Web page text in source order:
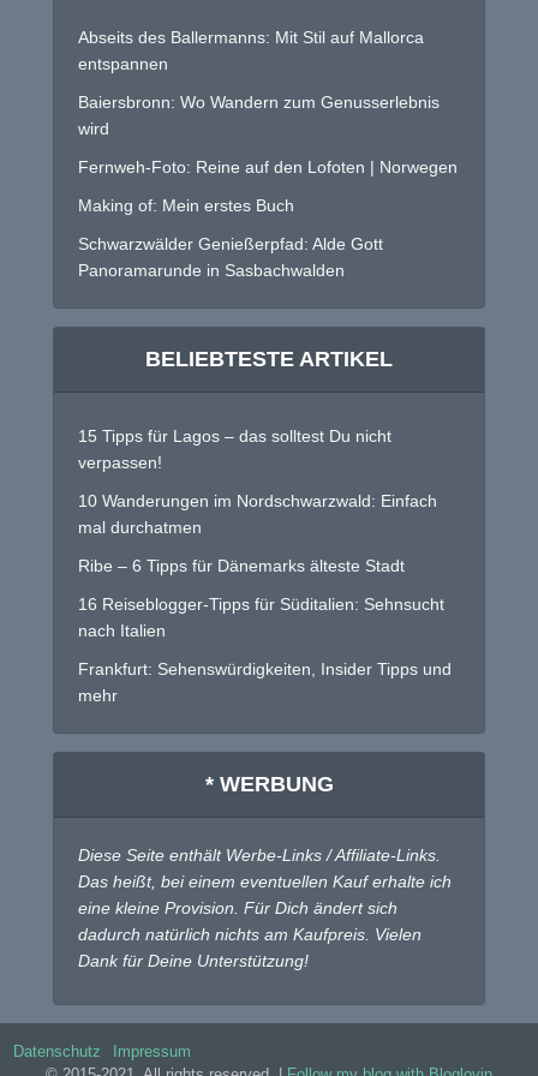
Abseits des Ballermanns: Mit Stil auf Mallorca
entspannen
Baiersbronn: Wo Wandern zum Genusserlebnis
wird
Fernweh-Foto: Reine auf den Lofoten | Norwegen
Making of: Mein erstes Buch
Schwarzwälder Genießerpfad: Alde Gott
Panoramarunde in Sasbachwalden
BELIEBTESTE ARTIKEL
15 Tipps für Lagos – das solltest Du nicht
verpassen!
10 Wanderungen im Nordschwarzwald: Einfach
mal durchatmen
Ribe – 6 Tipps für Dänemarks älteste Stadt
16 Reiseblogger-Tipps für Süditalien: Sehnsucht
nach Italien
Frankfurt: Sehenswürdigkeiten, Insider Tipps und
mehr
* WERBUNG
Diese Seite enthält Werbe-Links / Affiliate-Links.
Das heißt, bei einem eventuellen Kauf erhalte ich
eine kleine Provision. Für Dich ändert sich
dadurch natürlich nichts am Kaufpreis. Vielen
Dank für Deine Unterstützung!
Datenschutz
Impressum